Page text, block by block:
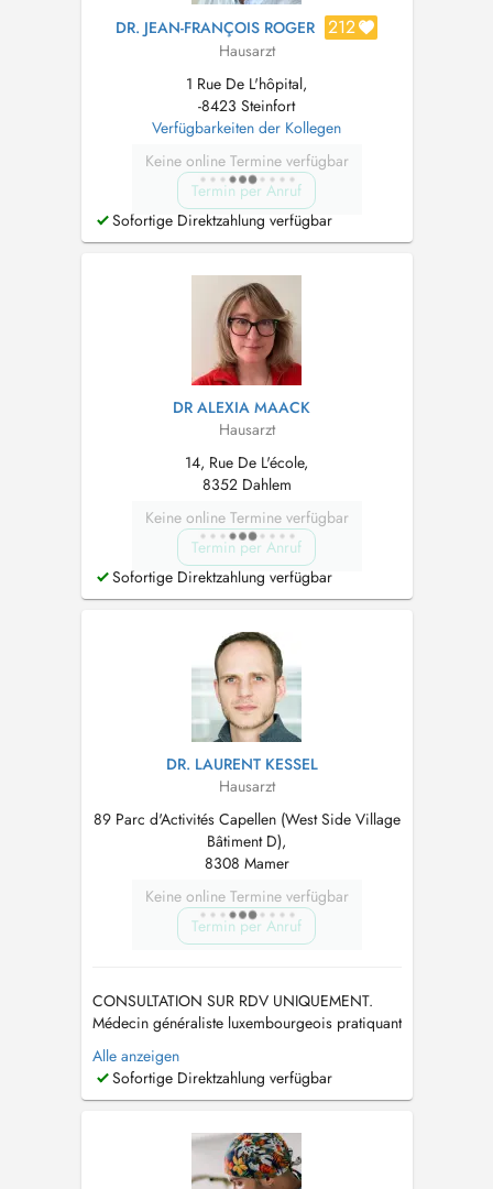
DR. JEAN-FRANÇOIS ROGER 212
Hausarzt
1 Rue De L'hôpital,
-8423 Steinfort
Verfügbarkeiten der Kollegen
Keine online Termine verfügbar
Termin per Anruf
Sofortige Direktzahlung verfügbar
DR ALEXIA MAACK
Hausarzt
14, Rue De L'école,
8352 Dahlem
Keine online Termine verfügbar
Termin per Anruf
Sofortige Direktzahlung verfügbar
DR. LAURENT KESSEL
Hausarzt
89 Parc d'Activités Capellen (West Side Village
Bâtiment D),
8308 Mamer
Keine online Termine verfügbar
Termin per Anruf
CONSULTATION SUR RDV UNIQUEMENT.
Médecin généraliste luxembourgeois pratiquant
au Centre Médical Capellen. Diplômé de la
Faculté de Médecine de Nancy (F). En cas
d'urgence, appelez le 28 37 39 si vous ne
convienne. Tout rendez-vous non honoré ou
Alle anzeigen
Sofortige Direktzahlung verfügbar